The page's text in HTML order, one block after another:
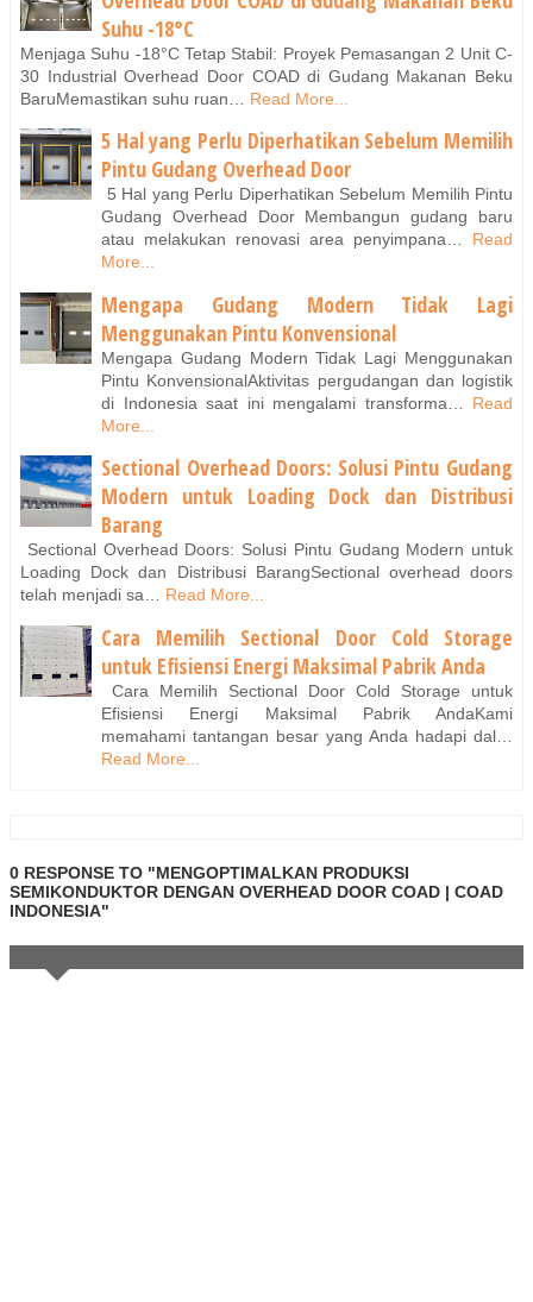
Suhu -18°C
Menjaga Suhu -18°C Tetap Stabil: Proyek Pemasangan 2 Unit C-
30 Industrial Overhead Door COAD di Gudang Makanan Beku
BaruMemastikan suhu ruan…
Read More...
5 Hal yang Perlu Diperhatikan Sebelum Memilih
Pintu Gudang Overhead Door
5 Hal yang Perlu Diperhatikan Sebelum Memilih Pintu
Gudang Overhead Door Membangun gudang baru
atau melakukan renovasi area penyimpana…
Read
More...
Mengapa Gudang Modern Tidak Lagi
Menggunakan Pintu Konvensional
Mengapa Gudang Modern Tidak Lagi Menggunakan
Pintu KonvensionalAktivitas pergudangan dan logistik
di Indonesia saat ini mengalami transforma…
Read
More...
Sectional Overhead Doors: Solusi Pintu Gudang
Modern untuk Loading Dock dan Distribusi
Barang
Sectional Overhead Doors: Solusi Pintu Gudang Modern untuk
Loading Dock dan Distribusi BarangSectional overhead doors
telah menjadi sa…
Read More...
Cara Memilih Sectional Door Cold Storage
untuk Efisiensi Energi Maksimal Pabrik Anda
Cara Memilih Sectional Door Cold Storage untuk
Efisiensi Energi Maksimal Pabrik AndaKami
memahami tantangan besar yang Anda hadapi dal…
Read More...
0 RESPONSE TO "MENGOPTIMALKAN PRODUKSI
SEMIKONDUKTOR DENGAN OVERHEAD DOOR COAD | COAD
INDONESIA"